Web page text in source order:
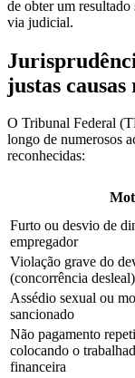
de obter um
via judicial.
justas
O Tribunal Federal
longo de numerosos
reconhecidas:
Furto ou desvio de
empregador
Violação grave do
(concorrência desleal)
Assédio sexual ou
sancionado
Não pagamento
colocando o
financeira